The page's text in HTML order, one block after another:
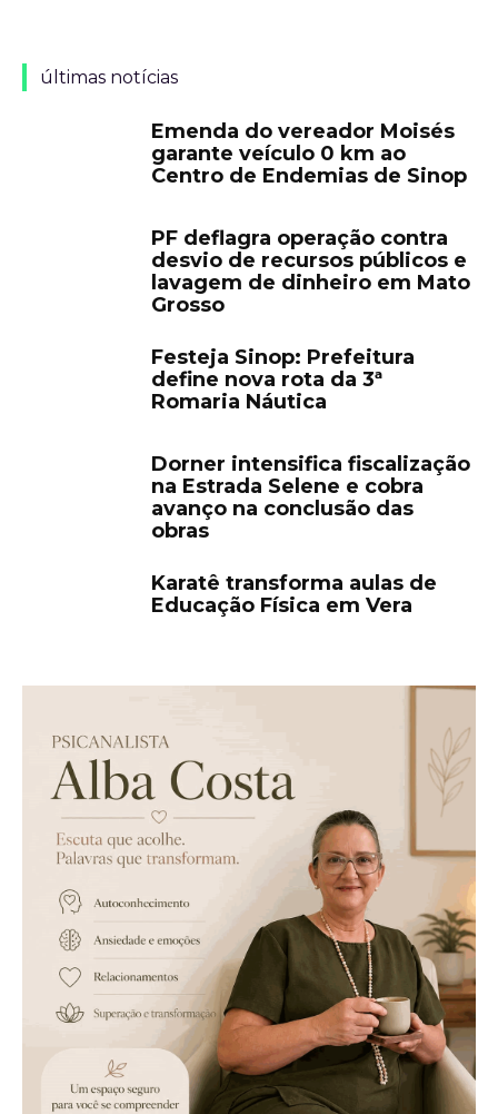
últimas notícias
Emenda do vereador Moisés
garante veículo 0 km ao
Centro de Endemias de Sinop
PF deflagra operação contra
desvio de recursos públicos e
lavagem de dinheiro em Mato
Grosso
Festeja Sinop: Prefeitura
define nova rota da 3ª
Romaria Náutica
Dorner intensifica fiscalização
na Estrada Selene e cobra
avanço na conclusão das
obras
Karatê transforma aulas de
Educação Física em Vera